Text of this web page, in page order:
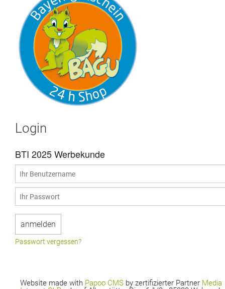
Login
BTI 2025 Werbekunde
Passwort vergessen?
Website made with Papoo CMS by zertifizierter Partner Media